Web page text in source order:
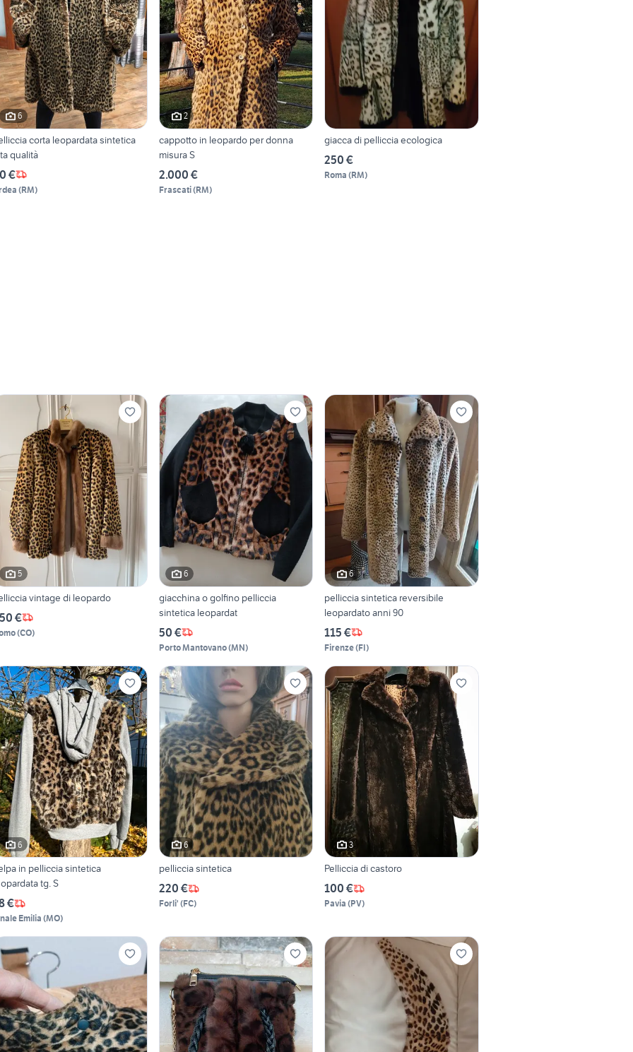
6
corta leopardata sintetica
qualità
€
(RM)
2
cappotto in leopardo per donna
misura S
2.000 €
Frascati(RM)
giacca di pelliccia ecologica
250 €
Roma (RM)
5
vintage di leopardo
€
(CO)
6
giacchina o golfino pelliccia
sintetica leopardat
50 €
Porto Mantovano(MN)
6
pelliccia sintetica reversibile
leopardato anni 90
115 €
Firenze(FI)
6
in pelliccia sintetica
tg. S
€
Emilia (MO)
6
pelliccia sintetica
220 €
Forli' (FC)
3
Pelliccia di castoro
100 €
Pavia (PV)